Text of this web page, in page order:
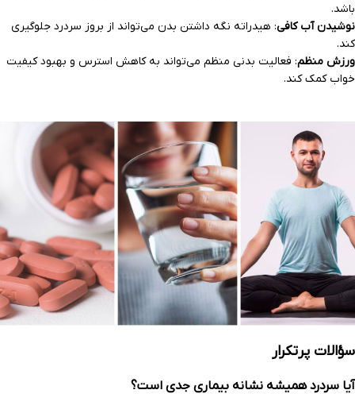
باشد.
نوشیدن آب کافی: هیدراته نگه داشتن بدن می‌تواند از بروز سردرد جلوگیری
کند.
ورزش منظم: فعالیت بدنی منظم می‌تواند به کاهش استرس و بهبود کیفیت
خواب کمک کند.
سؤالات پرتکرار
آیا سردرد همیشه نشانه بیماری جدی است؟